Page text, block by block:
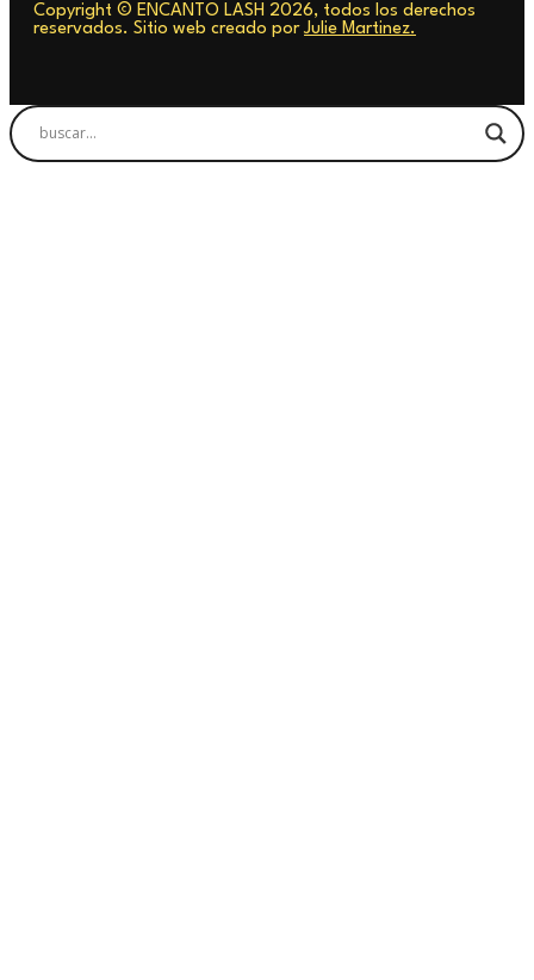
Copyright © ENCANTO LASH 2026, todos los derechos
reservados. Sitio web creado por Julie Martinez.